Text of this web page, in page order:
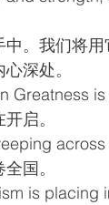
。我们将
深处。
Greatness
启。
国。
is placing